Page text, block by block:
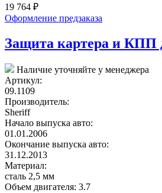
19 764 ₽
Оформление предзаказа
Защита картера и КПП
Наличие уточняйте у менеджера
Артикул:
09.1109
Производитель:
Sheriff
Начало выпуска авто:
01.01.2006
Окончание выпуска авто:
31.12.2013
Материал:
сталь 2,5 мм
Объем двигателя: 3.7